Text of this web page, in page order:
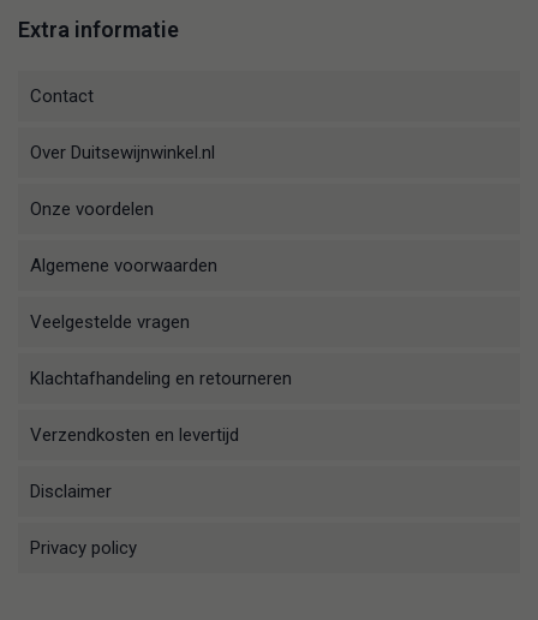
Extra informatie
Contact
Over Duitsewijnwinkel.nl
Onze voordelen
Algemene voorwaarden
Veelgestelde vragen
Klachtafhandeling en retourneren
Verzendkosten en levertijd
Disclaimer
Privacy policy